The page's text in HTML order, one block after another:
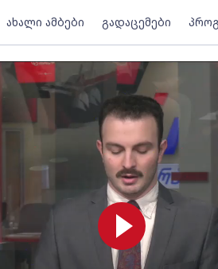
ახალი ამბები გადაცემები